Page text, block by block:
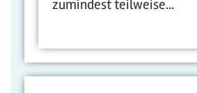
zumindest teilweise...